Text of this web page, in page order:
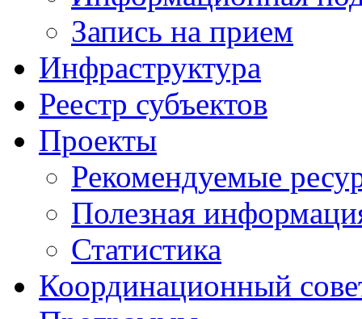
Запись на прием
Инфраструктура
Реестр субъектов
Проекты
Рекомендуемые
Полезная
Статистика
Координационный